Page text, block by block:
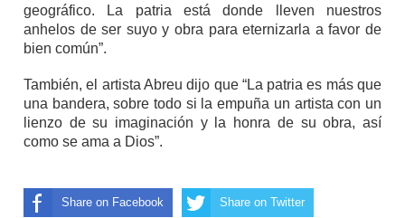
geográfico. La patria está donde lleven nuestros
anhelos de ser suyo y obra para eternizarla a favor de
bien común”.
También, el artista Abreu dijo que “La patria es más que
una bandera, sobre todo si la empuña un artista con un
lienzo de su imaginación y la honra de su obra, así
como se ama a Dios”.
Share on Facebook Share on Twitter